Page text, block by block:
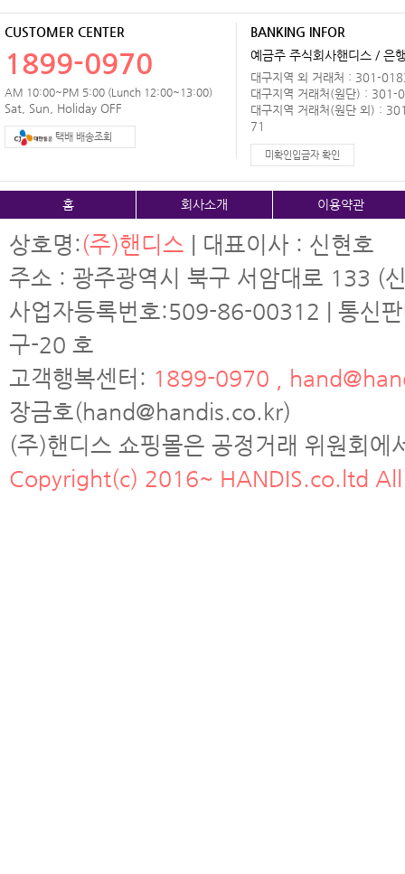
CUSTOMER CENTER
1899-0970
AM 10:00~PM 5:00 (Lunch 12:00~13:00)
Sat, Sun, Holiday OFF
택배 배송조회
BANKING INFOR
예금주 주식회사핸디스 / 은
대구지역 외 거래처 : 301-
대구지역 거래처(원단) :
대구지역 거래처(원단 외) :
71
미확인입금자 확인
홈 회사소개 이용약관
상호명:(주)핸디스 | 대표이사 : 신현호
주소 : 광주광역시 북구 서암대로 133 (
사업자등록번호:509-86-00312 | 통신
구-20 호
고객행복센터: 1899-0970 ,
장금호(hand@handis.co.kr)
(주)핸디스 쇼핑몰은 공정거래 위원회
Copyright(c) 2016~ HANDIS.co.ltd